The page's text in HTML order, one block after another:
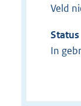
Veld
Status
In